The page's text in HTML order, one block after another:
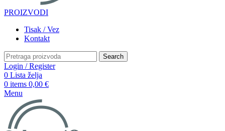
PROIZVODI
Tisak / Vez
Kontakt
Search
Login / Register
0 Lista želja
0 items 0,00 €
Menu